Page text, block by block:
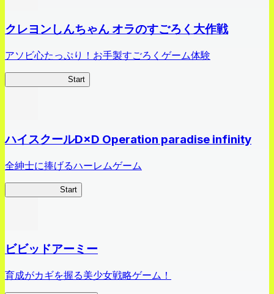
クレヨンしんちゃん オラのすごろく大作戦
アソビ心たっぷり！お手製すごろくゲーム体験
Start
ハイスクールD×D Operation paradise infinity
全紳士に捧げるハーレムゲーム
Start
ビビッドアーミー
育成がカギを握る美少女戦略ゲーム！